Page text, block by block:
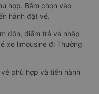
hợp. Bấm chọn vào
hành đặt vé.
đón, điểm trả và nhập
xe limousine đi Thường
phù hợp và tiến hành